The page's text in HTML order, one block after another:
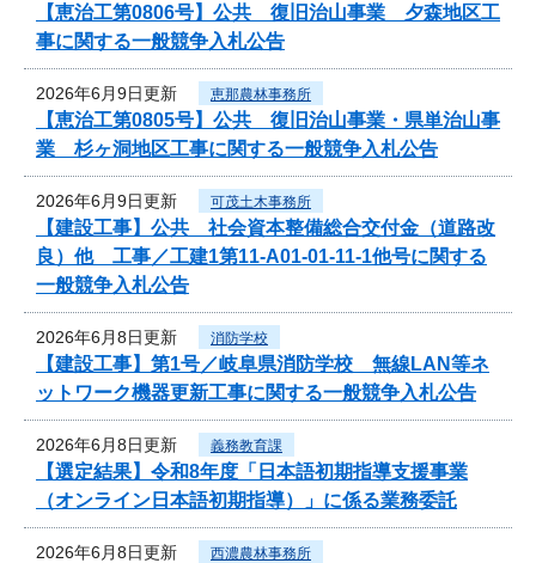
【恵治工第0806号】公共 復旧治山事業 夕森地区工
事に関する一般競争入札公告
2026年6月9日更新 恵那農林事務所
【恵治工第0805号】公共 復旧治山事業・県単治山事
業 杉ヶ洞地区工事に関する一般競争入札公告
2026年6月9日更新 可茂土木事務所
【建設工事】公共 社会資本整備総合交付金（道路改
良）他 工事／工建1第11-A01-01-11-1他号に関する
一般競争入札公告
2026年6月8日更新 消防学校
【建設工事】第1号／岐阜県消防学校 無線LAN等ネ
ットワーク機器更新工事に関する一般競争入札公告
2026年6月8日更新 義務教育課
【選定結果】令和8年度「日本語初期指導支援事業
（オンライン日本語初期指導）」に係る業務委託
2026年6月8日更新 西濃農林事務所